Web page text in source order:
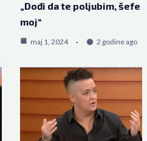
„Dođi da te poljubim, šefe
moj“
maj 1, 2024 2 godine ago